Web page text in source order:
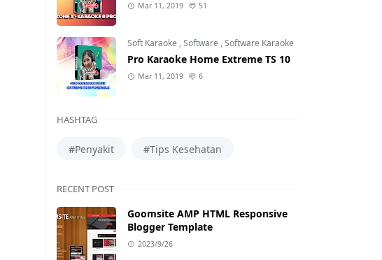
Mar 11, 2019 51
Soft Karaoke ,Software ,Software Karaoke
Pro Karaoke Home Extreme TS 10
Mar 11, 2019 6
HASHTAG
#Penyakit #Tips Kesehatan
RECENT POST
Goomsite AMP HTML Responsive
Blogger Template
2023/9/26